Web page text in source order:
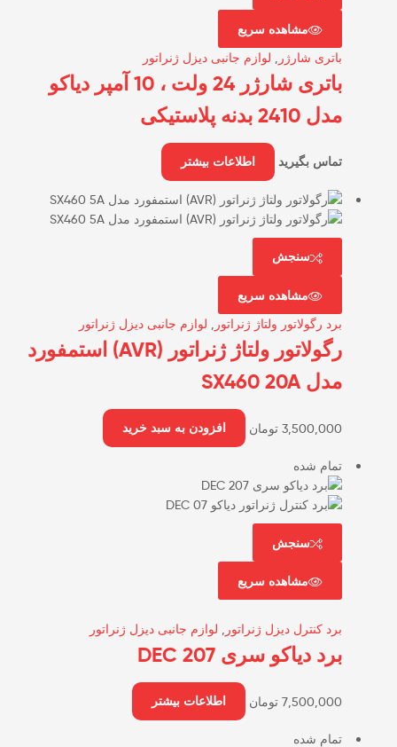
مشاهده سریع
باتری شارژر لوازم جانبی دیزل ژنراتور
باتری شارژر 24 ولت ، 10 آمپر دیاکو
مدل 2410 بدنه پلاستیکی
تماس بگیرید اطلاعات بیشتر
سنجش
مشاهده سریع
برد رگولاتور ولتاژ ژنراتور لوازم جانبی دیزل ژنراتور
رگولاتور ولتاژ ژنراتور (AVR) استمفورد
مدل SX460 20A
3,500,000 تومان افزودن به سبد خرید
تمام شده
سنجش
مشاهده سریع
برد کنترل دیزل ژنراتور , لوازم جانبی دیزل ژنراتور
برد دیاکو سری DEC 207
7,500,000 تومان اطلاعات بیشتر
تمام شده